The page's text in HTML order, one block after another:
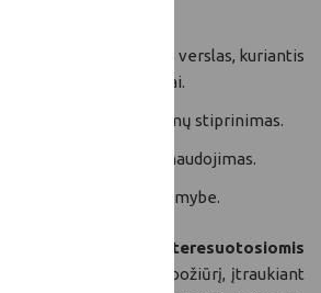
efektyvus žemės ūkio verslas, kuriantis
vertę šalies ekonomikai.
ir eksporto pajėgumų stiprinimas.
nacionalinių išteklių naudojimas.
su subalansuota atsakomybe.
dialogų su suinteresuotosiomis
jie skatina sisteminį požiūrį, įtraukiant